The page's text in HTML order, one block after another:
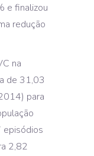
e finalizou
redução
na
de 31,03
para
episódios
2,82